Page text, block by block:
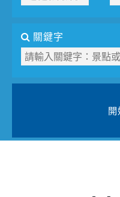
關鍵字